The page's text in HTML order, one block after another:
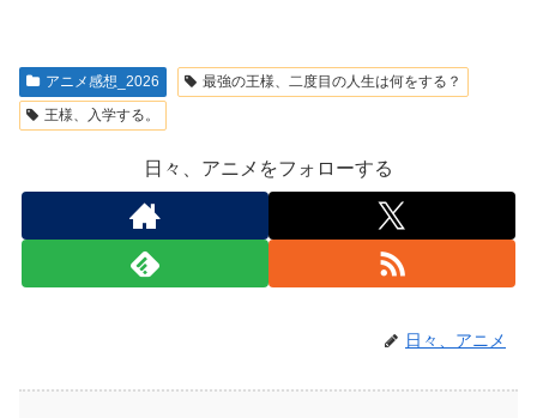
アニメ感想_2026
最強の王様、二度目の人生は何をする？
王様、入学する。
日々、アニメをフォローする
日々、アニメ